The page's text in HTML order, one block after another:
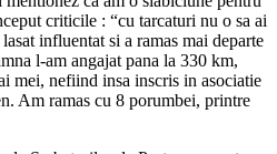
criticile : “cu tarcaturi nu o sa ai
influentat si a ramas mai departe
l-am angajat pana la 330 km,
mei, nefiind insa inscris in asociatie
Am ramas cu 8 porumbei, printre